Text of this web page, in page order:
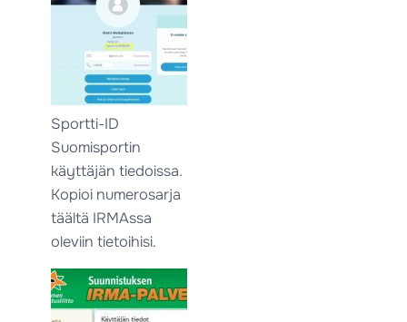
Sportti-ID
Suomisportin
käyttäjän tiedoissa.
Kopioi numerosarja
täältä IRMAssa
oleviin tietoihisi.